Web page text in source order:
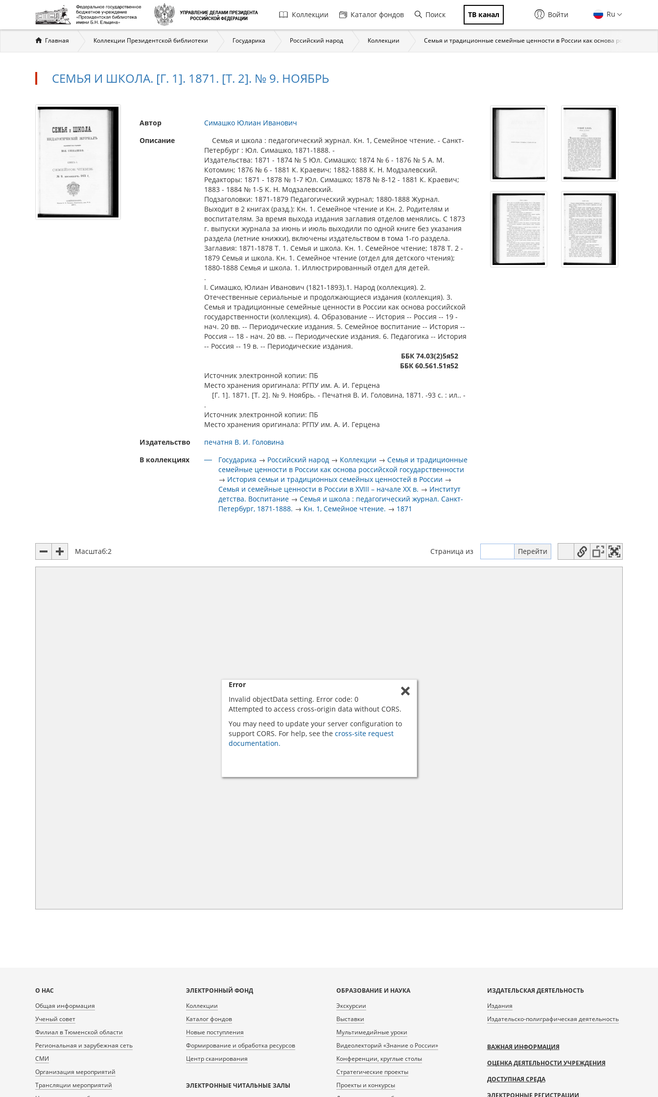
Главная
навигация
Коллекции Каталог фондов Поиск ТВ канал Ru
Войти
Вы
здесь
Главная Коллекции Президентской библиотеки Государика Российский народ Коллекции Семья и традиционные семейные ценности в России как основа российской
СЕМЬЯ И ШКОЛА. [Г. 1]. 1871. [Т. 2]. № 9. НОЯБРЬ
Автор
Симашко Юлиан Иванович
Описание
Семья и школа : педагогический журнал. Кн. 1, Семейное чтение. - Санкт-
Петербург : Юл. Симашко, 1871-1888. -
Издательства: 1871 - 1874 № 5 Юл. Симашко; 1874 № 6 - 1876 № 5 А. М.
Котомин; 1876 № 6 - 1881 К. Краевич; 1882-1888 К. Н. Модзалевский.
Редакторы: 1871 - 1878 № 1-7 Юл. Симашко; 1878 № 8-12 - 1881 К. Краевич;
1883 - 1884 № 1-5 К. Н. Модзалевский.
Подзаголовки: 1871-1879 Педагогический журнал; 1880-1888 Журнал.
Выходит в 2 книгах (разд.): Кн. 1. Семейное чтение и Кн. 2. Родителям и
воспитателям. За время выхода издания заглавия отделов менялись. С 1873
г. выпуски журнала за июнь и июль выходили по одной книге без указания
раздела (летние книжки), включены издательством в тома 1-го раздела.
Заглавия: 1871-1878 Т. 1. Семья и школа. Кн. 1. Семейное чтение; 1878 Т. 2 -
1879 Семья и школа. Кн. 1. Семейное чтение (отдел для детского чтения);
1880-1888 Семья и школа. 1. Иллюстрированный отдел для детей.
.
I. Симашко, Юлиан Иванович (1821-1893).1. Народ (коллекция). 2.
Отечественные сериальные и продолжающиеся издания (коллекция). 3.
Семья и традиционные семейные ценности в России как основа российской
государственности (коллекция). 4. Образование -- История -- Россия -- 19 -
нач. 20 вв. -- Периодические издания. 5. Семейное воспитание -- История --
Россия -- 18 - нач. 20 вв. -- Периодические издания. 6. Педагогика -- История
-- Россия -- 19 в. -- Периодические издания.
ББК 74.03(2)5я52
ББК 60.561.51я52
Источник электронной копии: ПБ
Место хранения оригинала: РГПУ им. А. И. Герцена
[Г. 1]. 1871. [Т. 2]. № 9. Ноябрь. - Печатня В. И. Головина, 1871. -93 с. : ил.. -
.
Источник электронной копии: ПБ
Место хранения оригинала: РГПУ им. А. И. Герцена
Издательство
печатня В. И. Головина
В коллекциях
Государика → Российский народ → Коллекции →Семья и традиционные
семейные ценности в России как основа российской государственности
→ История семьи и традиционных семейных ценностей в России →
Семья и семейные ценности в России в XVIII – начале XX в. → Институт
детства. Воспитание →Семья и школа : педагогический журнал. Санкт-
Петербург, 1871-1888. → Кн. 1, Семейное чтение. → 1871
Масштаб:2 Страница из
Error
Invalid objectData setting. Error code: 0
Attempted to access cross-origin data without CORS.
You may need to update your server configuration to
support CORS. For help, see the cross-site request
documentation.
Карта
сайта
О НАС
Общая информация
Ученый совет
Филиал в Тюменской области
Региональная и зарубежная сеть
СМИ
Организация мероприятий
Трансляции мероприятий
ЭЛЕКТРОННЫЙ ФОНД
Коллекции
Каталог фондов
Новые поступления
Формирование и обработка ресурсов
Центр сканирования
ЭЛЕКТРОННЫЕ ЧИТАЛЬНЫЕ ЗАЛЫ
ОБРАЗОВАНИЕ И НАУКА
Экскурсии
Выставки
Мультимедийные уроки
Видеолекторий «Знание о России»
Конференции, круглые столы
Стратегические проекты
Проекты и конкурсы
ИЗДАТЕЛЬСКАЯ ДЕЯТЕЛЬНОСТЬ
Издания
Издательско-полиграфическая деятельность
ВАЖНАЯ ИНФОРМАЦИЯ
ОЦЕНКА ДЕЯТЕЛЬНОСТИ УЧРЕЖДЕНИЯ
ДОСТУПНАЯ СРЕДА
ЭЛЕКТРОННЫЕ РЕГИСТРАЦИИ